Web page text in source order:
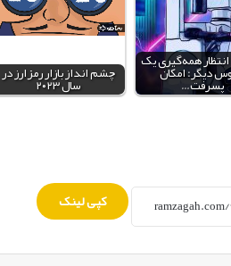
چشم انداز بازار رمزارز در
سال ۲۰۲۳
همه‌گیری یک
دیگر: امکان
پسرفت…
کپی لینک